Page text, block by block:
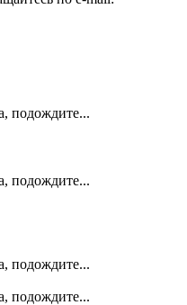
подождите...
подождите...
подождите...
подождите...